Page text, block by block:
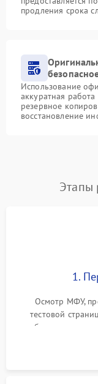
продления срока
Использование
аккуратная
резервное
восстановление
1.
Осмотр МФУ,
тестовой
работы
дефектах